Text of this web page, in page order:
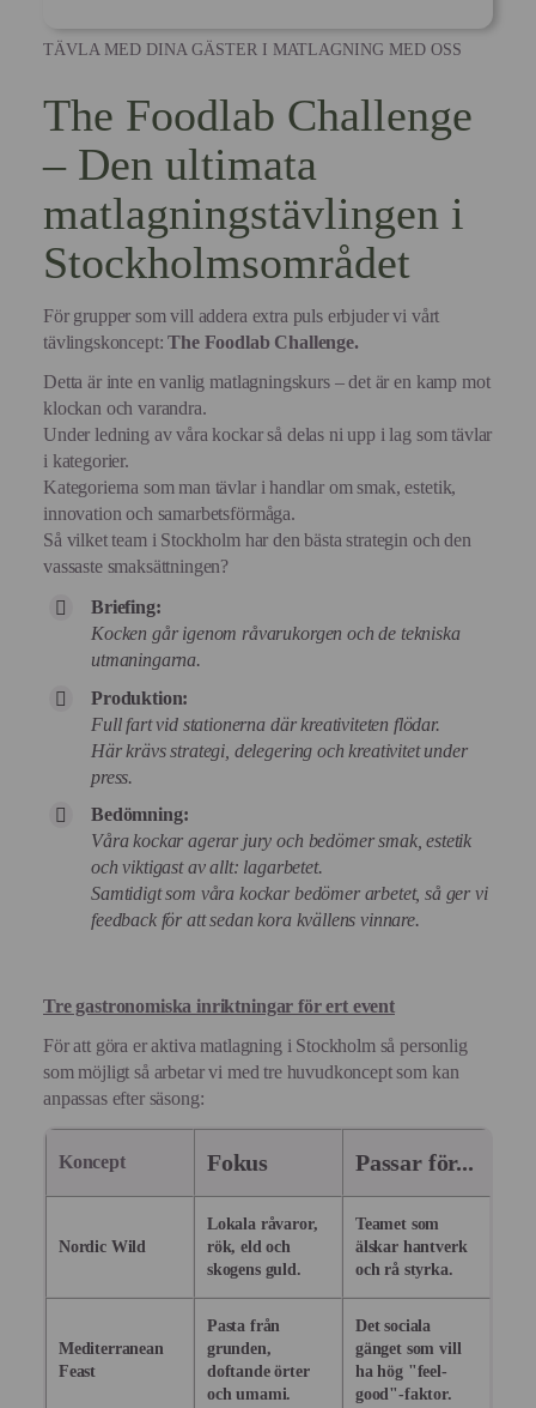
TÄVLA MED DINA GÄSTER I MATLAGNING MED OSS
The Foodlab Challenge
– Den ultimata
matlagningstävlingen i
Stockholmsområdet
För grupper som vill addera extra puls erbjuder vi vårt
tävlingskoncept:The Foodlab Challenge.
Detta är inte en vanlig matlagningskurs – det är en kamp mot
klockan och varandra.
Under ledning av våra kockar så delas ni upp i lag som tävlar
i kategorier.
Kategorierna som man tävlar i handlar om smak, estetik,
innovation och samarbetsförmåga.
Så vilket team i Stockholm har den bästa strategin och den
vassaste smaksättningen?
Briefing:
Kocken går igenom råvarukorgen och de tekniska
utmaningarna.
Produktion:
Full fart vid stationerna där kreativiteten flödar.
Här krävs strategi, delegering och kreativitet under
press.
Bedömning:
Våra kockar agerar jury och bedömer smak, estetik
och viktigast av allt: lagarbetet.
Samtidigt som våra kockar bedömer arbetet, så ger vi
feedback för att sedan kora kvällens vinnare.
Tre gastronomiska inriktningar för ert event
För att göra er aktiva matlagning i Stockholm så personlig
som möjligt så arbetar vi med tre huvudkoncept som kan
anpassas efter säsong:
Koncept Fokus Passar för...
Nordic Wild
Lokala råvaror,
rök, eld och
skogens guld.
Teamet som
älskar hantverk
och rå styrka.
Mediterranean
Feast
Pasta från
grunden,
doftande örter
och umami.
Det sociala
gänget som vill
ha hög "feel-
good"-faktor.